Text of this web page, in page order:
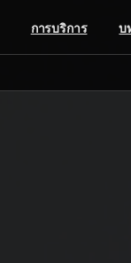
การบริการ บ